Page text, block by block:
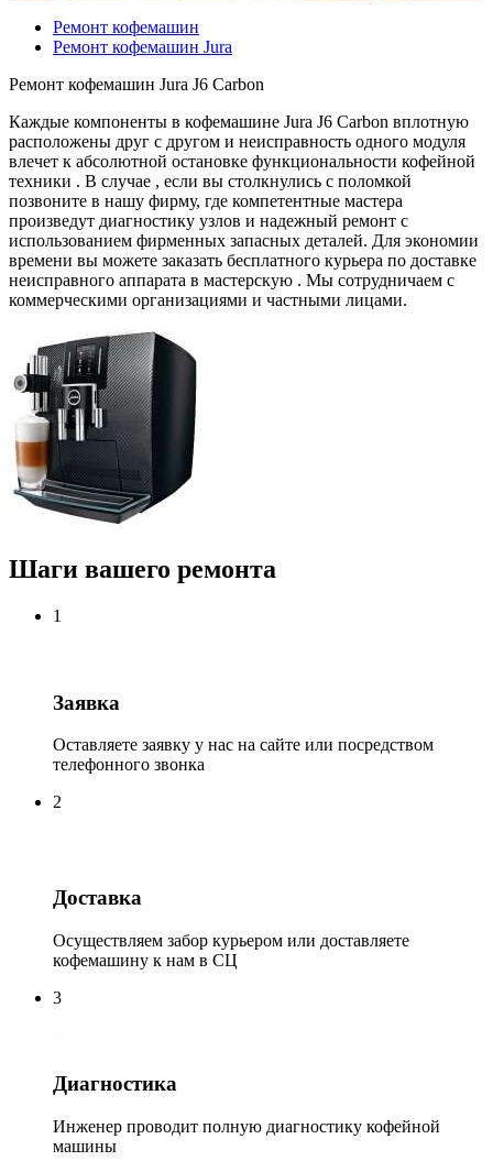
Ремонт кофемашин
Ремонт кофемашин Jura
Ремонт кофемашин Jura J6 Carbon
Каждые компоненты в кофемашине Jura J6 Carbon вплотную
расположены друг с другом и неисправность одного модуля
влечет к абсолютной остановке функциональности кофейной
техники . В случае , если вы столкнулись с поломкой
позвоните в нашу фирму, где компетентные мастера
произведут диагностику узлов и надежный ремонт с
использованием фирменных запасных деталей. Для экономии
времени вы можете заказать бесплатного курьера по доставке
неисправного аппарата в мастерскую . Мы сотрудничаем с
коммерческими организациями и частными лицами.
Шаги вашего ремонта
1
Заявка
Оставляете заявку у нас на сайте или посредством
телефонного звонка
2
Доставка
Осуществляем забор курьером или доставляете
кофемашину к нам в СЦ
3
Диагностика
Инженер проводит полную диагностику кофейной
машины